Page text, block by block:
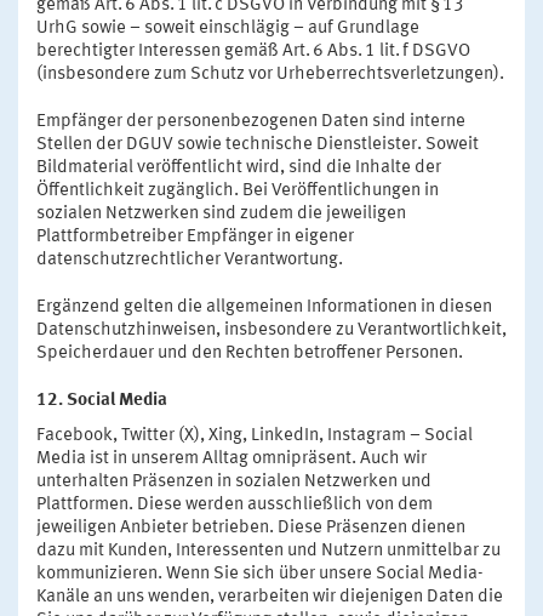
gemäß Art. 6 Abs. 1 lit. c DSGVO in Verbindung mit § 13
UrhG sowie – soweit einschlägig – auf Grundlage
berechtigter Interessen gemäß Art. 6 Abs. 1 lit. f DSGVO
(insbesondere zum Schutz vor Urheberrechtsverletzungen).
Empfänger der personenbezogenen Daten sind interne
Stellen der DGUV sowie technische Dienstleister. Soweit
Bildmaterial veröffentlicht wird, sind die Inhalte der
Öffentlichkeit zugänglich. Bei Veröffentlichungen in
sozialen Netzwerken sind zudem die jeweiligen
Plattformbetreiber Empfänger in eigener
datenschutzrechtlicher Verantwortung.
Ergänzend gelten die allgemeinen Informationen in diesen
Datenschutzhinweisen, insbesondere zu Verantwortlichkeit,
Speicherdauer und den Rechten betroffener Personen.
12. Social Media
Facebook, Twitter (X), Xing, LinkedIn, Instagram – Social
Media ist in unserem Alltag omnipräsent. Auch wir
unterhalten Präsenzen in sozialen Netzwerken und
Plattformen. Diese werden ausschließlich von dem
jeweiligen Anbieter betrieben. Diese Präsenzen dienen
dazu mit Kunden, Interessenten und Nutzern unmittelbar zu
kommunizieren. Wenn Sie sich über unsere Social Media-
Kanäle an uns wenden, verarbeiten wir diejenigen Daten die